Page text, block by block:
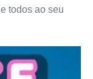
todos ao seu